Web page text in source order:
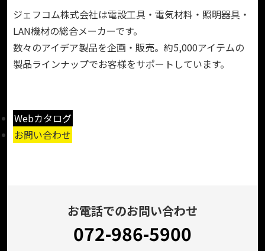
ジェフコム株式会社は電設工具・電気材料・照明器具・
LAN機材の総合メーカーです。
数々のアイデア製品を企画・販売。約5,000アイテムの
製品ラインナップでお客様をサポートしています。
Webカタログ
お問い合わせ
お電話でのお問い合わせ
072-986-5900